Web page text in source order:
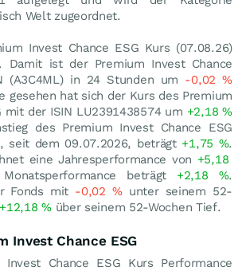
Welt zugeordnet.
Invest Chance ESG Kurs (07.08.26)
Damit ist der Premium Invest Chance
(A3C4ML) in 24 Stunden um -0,02%
gesehen hat sich der Kurs des Premium
mit der ISIN LU2391438574 um +2,18%
des Premium Invest Chance ESG
seit dem 09.07.2026, beträgt +1,75 %.
eine Jahresperformance von +5,18
beträgt +2,18 %.
Fonds mit -0,02 %unter seinem 52-
+12,18%über seinem 52-Wochen Tief.
Invest Chance ESG
Invest Chance ESG Kurs Performance